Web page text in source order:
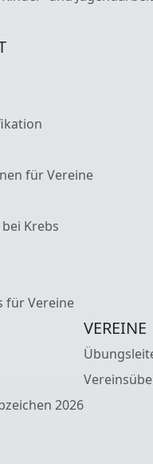
für Vereine
Krebs
für Vereine
2026
VEREINE